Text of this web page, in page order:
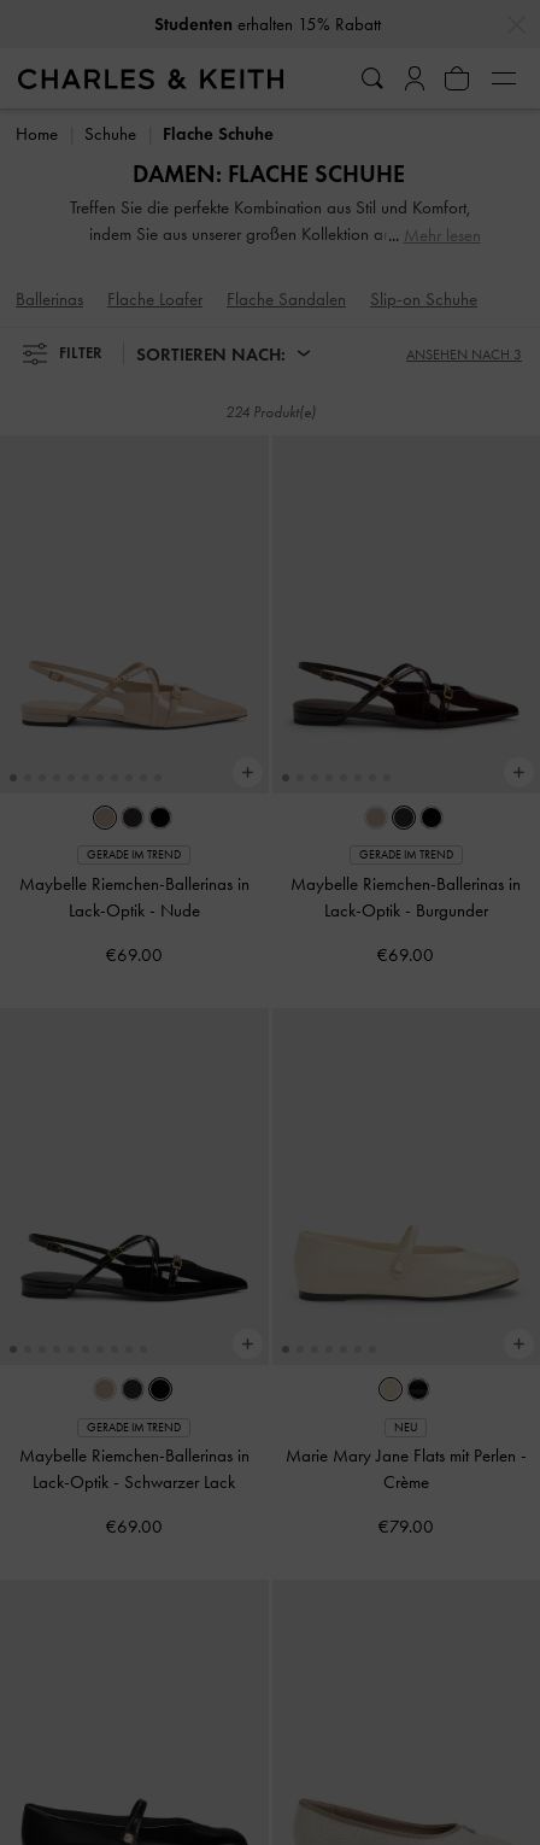
10% Rabattwenn Sie unseren Newsletter abonnieren*
10% Rabatt wenn Sie unseren Newsletter abonnieren*
Home Schuhe Flache Schuhe
DAMEN: FLACHE SCHUHE
Treffen Sie die perfekte Kombination aus Stil und Komfort,
indem Sie aus unserer großen Kollektion an Damen-
Ballerinas umfasst Riemchensandalen, elegante Mary Janes
und klassische Leder-Loafer. Verzierte Riemen, hübsche
verleihen unseren Ballerinas neue Stilhöhen.
Mehr lesen
Ballerinas Flache Loafer Flache Sandalen Slip-on Schuhe
FILTER SORTIEREN NACH: ANSEHEN NACH 3
224 Produkt(e)
GERADE IM TREND
Maybelle Riemchen-Ballerinas in
Lack-Optik - Nude
€69.00
GERADE IM TREND
Maybelle Riemchen-Ballerinas in
Lack-Optik - Burgunder
€69.00
GERADE IM TREND
Maybelle Riemchen-Ballerinas in
Lack-Optik - Schwarzer Lack
€69.00
NEU
Marie Mary Jane Flats mit Perlen -
Crème
€79.00